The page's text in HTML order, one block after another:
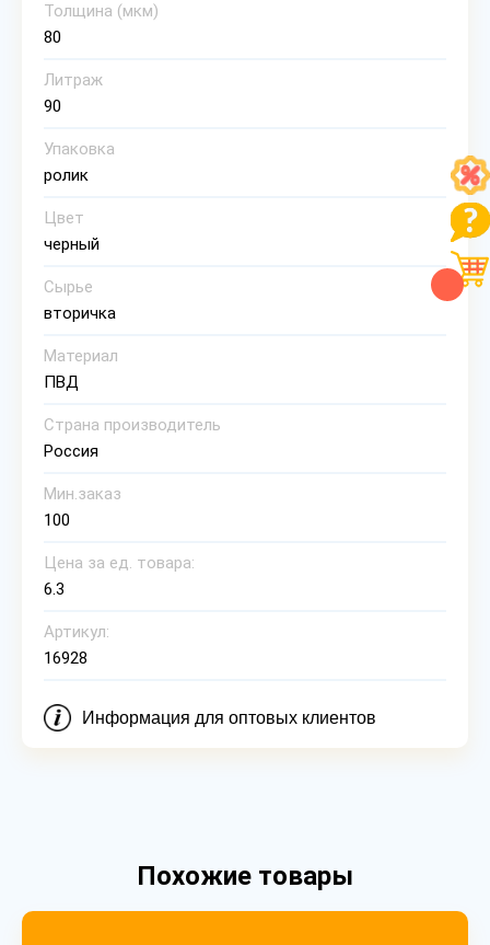
Толщина (мкм)
80
Литраж
90
Упаковка
ролик
Цвет
черный
Сырье
вторичка
Материал
ПВД
Страна производитель
Россия
Мин.заказ
100
Цена за ед. товара:
6.3
Артикул:
16928
Информация для оптовых клиентов
Похожие товары